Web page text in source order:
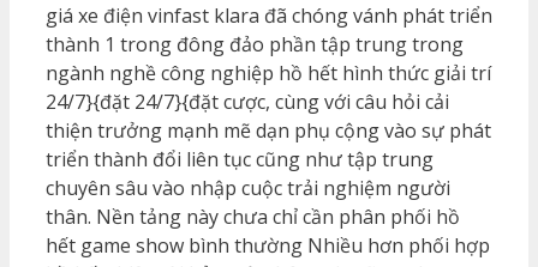
giá xe điện vinfast klara đã chóng vánh phát triển
thành 1 trong đông đảo phần tập trung trong
ngành nghề công nghiệp hồ hết hình thức giải trí
24/7}{đặt 24/7}{đặt cược, cùng với câu hỏi cải
thiện trưởng mạnh mẽ dạn phụ cộng vào sự phát
triển thành đổi liên tục cũng như tập trung
chuyên sâu vào nhập cuộc trải nghiệm người
thân. Nền tảng này chưa chỉ cần phân phối hồ
hết game show bình thường Nhiều hơn phối hợp